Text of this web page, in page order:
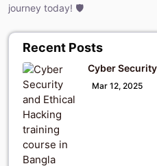
journey today! 🛡️
Recent Posts
Cyber
Mar 12, 2025